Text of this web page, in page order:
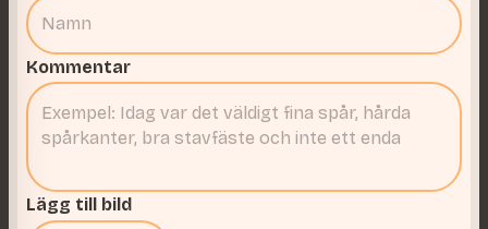
Kommentar
Lägg till bild